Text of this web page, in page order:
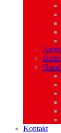
Kontakt